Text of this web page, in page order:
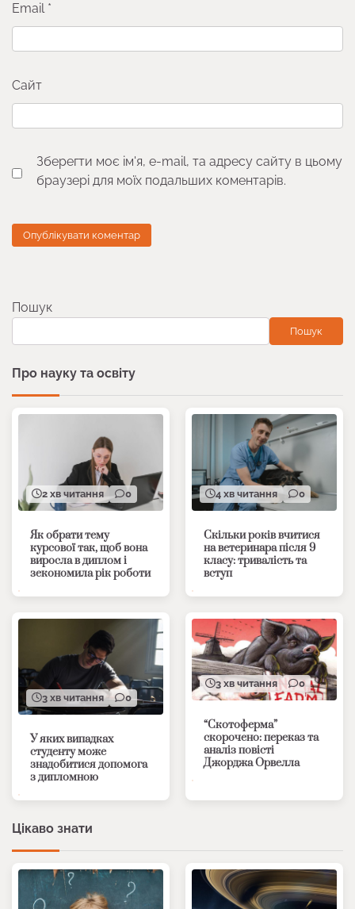
Email *
Сайт
Зберегти моє ім'я, e-mail, та адресу сайту в цьому
браузері для моїх подальших коментарів.
Пошук
Пошук
Про науку та освіту
2 хв читання 0
Як обрати тему
курсової так, щоб вона
виросла в диплом і
зекономила рік роботи
4 хв читання 0
Скільки років вчитися
на ветеринара після 9
класу: тривалість та
вступ
3 хв читання 0
У яких випадках
студенту може
знадобитися допомога
з дипломною
3 хв читання 0
“Скотоферма”
скорочено: переказ та
аналіз повісті
Джорджа Орвелла
Цікаво знати